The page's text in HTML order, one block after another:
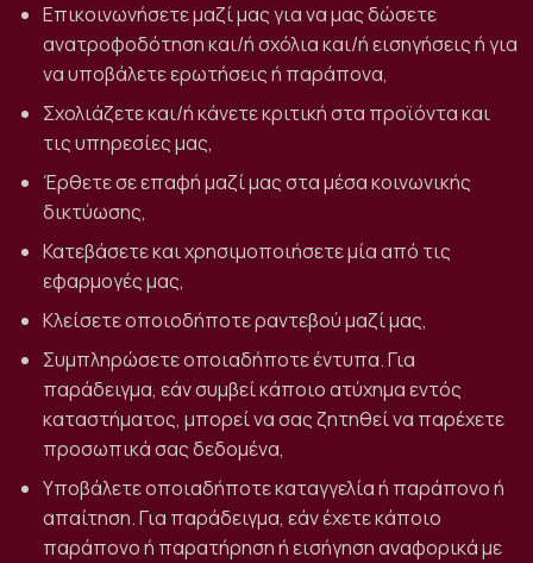
Επικοινωνήσετε μαζί μας για να μας δώσετε
ανατροφοδότηση και/ή σχόλια και/ή εισηγήσεις ή για
να υποβάλετε ερωτήσεις ή παράπονα,
Σχολιάζετε και/ή κάνετε κριτική στα προϊόντα και
τις υπηρεσίες μας,
Έρθετε σε επαφή μαζί μας στα μέσα κοινωνικής
δικτύωσης,
Κατεβάσετε και χρησιμοποιήσετε μία από τις
εφαρμογές μας,
Κλείσετε οποιοδήποτε ραντεβού μαζί μας,
Συμπληρώσετε οποιαδήποτε έντυπα. Για
παράδειγμα, εάν συμβεί κάποιο ατύχημα εντός
καταστήματος, μπορεί να σας ζητηθεί να παρέχετε
προσωπικά σας δεδομένα,
Υποβάλετε οποιαδήποτε καταγγελία ή παράπονο ή
απαίτηση. Για παράδειγμα, εάν έχετε κάποιο
παράπονο ή παρατήρηση ή εισήγηση αναφορικά με